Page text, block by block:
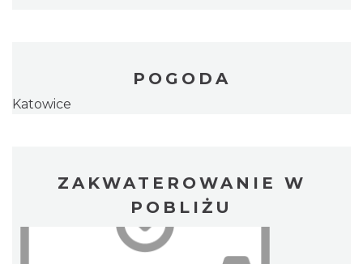
POGODA
Katowice
ZAKWATEROWANIE W
POBLIŻU